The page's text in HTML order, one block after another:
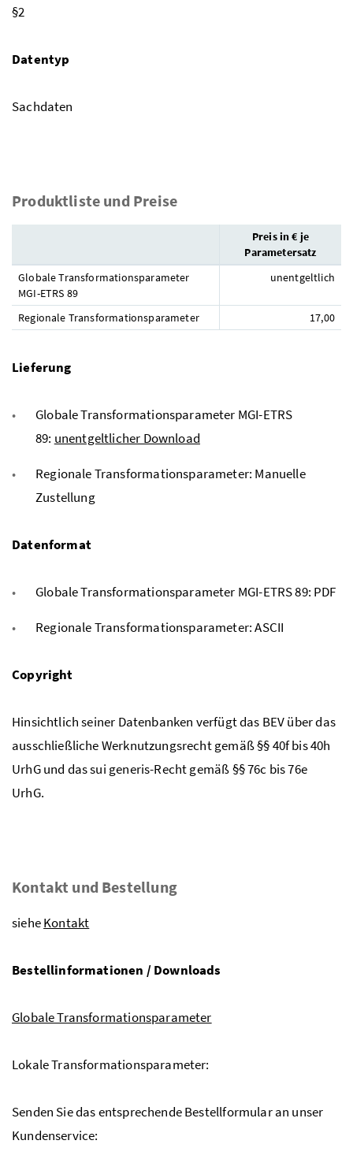
§2
Datentyp
Sachdaten
Produktliste und Preise
Preis in € je
Parametersatz
Globale Transformationsparameter
MGI-ETRS 89
unentgeltlich
Regionale Transformationsparameter 17,00
Lieferung
Globale Transformationsparameter MGI-ETRS
89: unentgeltlicher Download
Regionale Transformationsparameter: Manuelle
Zustellung
Datenformat
Globale Transformationsparameter MGI-ETRS 89: PDF
Regionale Transformationsparameter: ASCII
Copyright
Hinsichtlich seiner Datenbanken verfügt das BEV über das
ausschließliche Werknutzungsrecht gemäß §§ 40f bis 40h
UrhG und das sui generis-Recht gemäß §§ 76c bis 76e
UrhG.
Kontakt und Bestellung
sieheKontakt
Bestellinformationen / Downloads
Globale Transformationsparameter
Lokale Transformationsparameter:
Senden Sie das entsprechende Bestellformular an unser
Kundenservice: